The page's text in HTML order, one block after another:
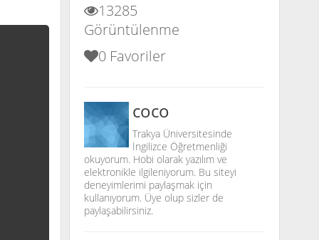
13285
Görüntülenme
0 Favoriler
coco
Trakya Üniversitesinde
İngilizce Öğretmenliği
okuyorum. Hobi olarak yazılım ve
elektronikle ilgileniyorum. Bu siteyi
deneyimlerimi paylaşmak için
kullanıyorum. Üye olup sizler de
paylaşabilirsiniz.